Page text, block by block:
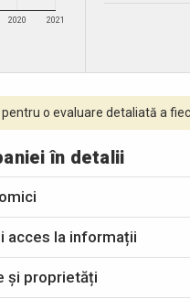
2020 2021
o evaluare detaliată a
în detalii
acces la informații
și proprietăți